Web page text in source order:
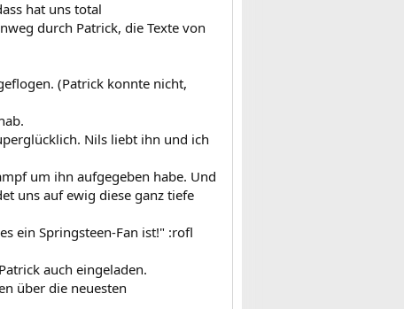
hat uns total
durch Patrick, die Texte von
(Patrick konnte nicht,
Nils liebt ihn und ich
um ihn aufgegeben habe. Und
uns auf ewig diese ganz tiefe
ein Springsteen-Fan ist!" :rofl
auch eingeladen.
über die neuesten